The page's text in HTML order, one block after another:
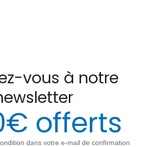
vous à notre
offerts
dans votre e-mail de confirmation